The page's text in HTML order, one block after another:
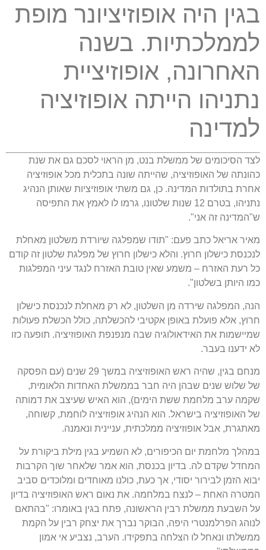
בגין היה אופוזיציונר מופת
לממלכתיות. בשנה
האחרונה, אופוזיציית
נתניהו הייתה אופוזיציה
למדינה
לצד הסיכומים של ממשלת בנט, מן הראוי לסכם גם את שנת
כהונתה של האופוזיציה, שהייתה שונה בתכלית מכל אופוזיציה
אחרת בתולדות המדינה. כן, גם משתי אופוזיציות שאותן הנהיג
נתניהו, בטרם שנות שלטונו, גרמו לו לאמץ את התפיסה
ש"המדינה זה אני".
מאיר אריאל כתב פעם: "תודו שמפלגה שיורדת משלטון מאחלת
לנכנסת כישלון חרוץ. והלא כישלון חרוץ של מפלגת שלטון זה קודם
כל רעת האזרח – משמע שאין טובת האזרח לנגד עיני המפלגות
כמו היותן בשלטון".
הנה, המפלגה שירדה מן השלטון, לא רק מאחלת לנכנסת כישלון
חרוץ, אלא פועלת באופן אקטיבי להכשלתה, כולל הכשלת פעולות
שמיישמות את האידאולוגיה שבה מנפנפת האופוזיציה. תופעה כזו
לא ידענו בעבר.
מנחם בגין, שהיה ראש האופוזיציה במשך שנים (עם הפסקה
של שלוש שנים שבהן היה חבר בממשלת האחדות הלאומית,
שקמה ערב מלחמת ששת הימים), הוא האיש שעיצב את דמותה
של האופוזיציה בישראל. הוא הנהיג אופוזיציה לוחמת, קשוחה,
מאתגרת, אבל אופוזיציה ממלכתית, עניינית ונאמנה.
במהלך מלחמת יום הכיפורים, לא השמיע בגין מילת ביקורת על
המחדל שקדם לה. בדיון בכנסת, הוא אמר שלאחר שוך הקרבות
יבוא הזמן לבירור יסודי, אך כעת, כולנו מאוחדים ומלוכדים סביב
המטרה האחת – לנצח במלחמה. את נאום ראש האופוזיציה בדיון
על השבעת ממשלת רבין הראשונה, פתח בגין באומרו: "בהתאם
לנוהג הפרלמנטרי היפה, הבוקר נברך את יצחק רבין על הקמת
ממשלתו ונאחל לו הצלחה בתפקידו. הערב, נצביע אי אמון